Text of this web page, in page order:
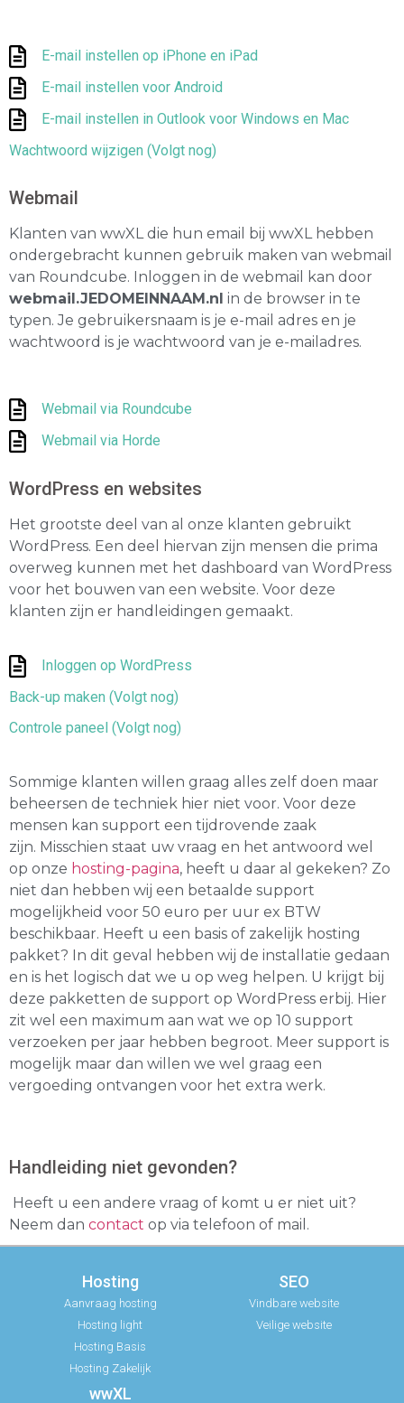
E-mail instellen op iPhone en iPad
E-mail instellen voor Android
E-mail instellen in Outlook voor Windows en Mac
Wachtwoord wijzigen (Volgt nog)
Webmail
Klanten van wwXL die hun email bij wwXL hebben
ondergebracht kunnen gebruik maken van webmail
van Roundcube. Inloggen in de webmail kan door
webmail.JEDOMEINNAAM.nl in de browser in te
typen. Je gebruikersnaam is je e-mail adres en je
wachtwoord is je wachtwoord van je e-mailadres.
Webmail via Roundcube
Webmail via Horde
WordPress en websites
Het grootste deel van al onze klanten gebruikt
WordPress. Een deel hiervan zijn mensen die prima
overweg kunnen met het dashboard van WordPress
voor het bouwen van een website. Voor deze
klanten zijn er handleidingen gemaakt.
Inloggen op WordPress
Back-up maken (Volgt nog)
Controle paneel (Volgt nog)
Sommige klanten willen graag alles zelf doen maar
beheersen de techniek hier niet voor. Voor deze
mensen kan support een tijdrovende zaak
zijn. Misschien staat uw vraag en het antwoord wel
op onze hosting-pagina, heeft u daar al gekeken? Zo
niet dan hebben wij een betaalde support
mogelijkheid voor 50 euro per uur ex BTW
beschikbaar. Heeft u een basis of zakelijk hosting
pakket? In dit geval hebben wij de installatie gedaan
en is het logisch dat we u op weg helpen. U krijgt bij
deze pakketten de support op WordPress erbij. Hier
zit wel een maximum aan wat we op 10 support
verzoeken per jaar hebben begroot. Meer support is
mogelijk maar dan willen we wel graag een
vergoeding ontvangen voor het extra werk.
Handleiding niet gevonden?
Heeft u een andere vraag of komt u er niet uit?
Neem dan contact op via telefoon of mail.
Hosting
Aanvraag hosting
Hosting light
Hosting Basis
Hosting Zakelijk
SEO
Vindbare website
Veilige website
wwXL